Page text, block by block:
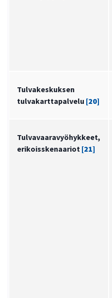
Tulvakeskuksen
tulvakarttapalvelu [20]
Tulvavaaravyöhykkeet,
erikoisskenaariot [21]